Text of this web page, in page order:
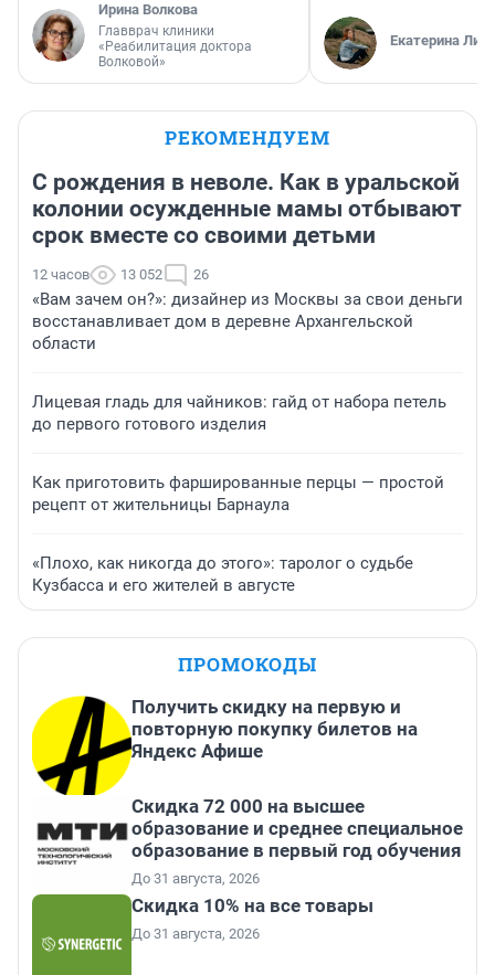
Ирина Волкова
Главврач клиники
«Реабилитация доктора
Волковой»
Екатерина
РЕКОМЕНДУЕМ
С рождения в неволе. Как в уральской
колонии осужденные мамы отбывают
срок вместе со своими детьми
12 часов 13 052 26
«Вам зачем он?»: дизайнер из Москвы за свои деньги
восстанавливает дом в деревне Архангельской
области
Лицевая гладь для чайников: гайд от набора петель
до первого готового изделия
Как приготовить фаршированные перцы — простой
рецепт от жительницы Барнаула
«Плохо, как никогда до этого»: таролог о судьбе
Кузбасса и его жителей в августе
ПРОМОКОДЫ
Получить скидку на первую и
повторную покупку билетов на
Яндекс Афише
Скидка 72 000 на высшее
образование и среднее специальное
образование в первый год обучения
До 31 августа, 2026
Скидка 10% на все товары
До 31 августа, 2026